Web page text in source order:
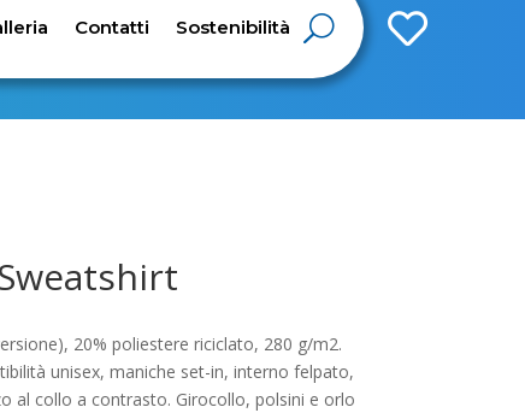

Contatti Sostenibilità
20% poliestere riciclato, 280 g/m2.
unisex, maniche set-in, interno felpato,
al collo a contrasto. Girocollo, polsini e orlo